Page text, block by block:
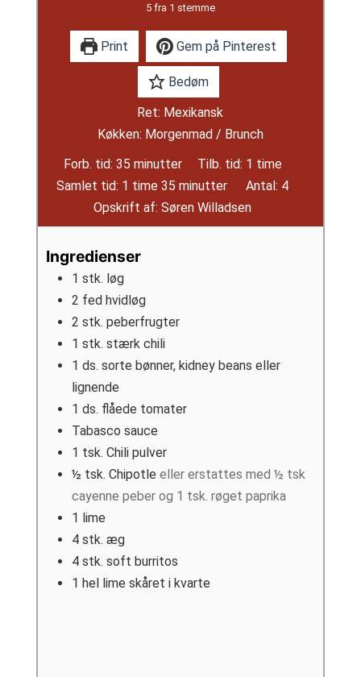
5fra 1 stemme
Print Gem på Pinterest
Bedøm
Ret: Mexikansk
Køkken: Morgenmad / Brunch
Forb. tid: 35minutter
minutter Tilb. tid: 1 time
time
Samlet tid: 1 time
time 35 minutter
minutter Antal: 4
Opskrift af:Søren Willadsen
Ingredienser
1 stk. løg
2 fed hvidløg
2 stk. peberfrugter
1 stk. stærk chili
1 ds. sorte bønner, kidney beans eller
lignende
1 ds. flåede tomater
Tabasco sauce
1 tsk. Chili pulver
½ tsk. Chipotle eller erstattes med ½ tsk
cayenne peber og 1 tsk. røget paprika
1 lime
4 stk. æg
4 stk. soft burritos
1 hel lime skåret i kvarte